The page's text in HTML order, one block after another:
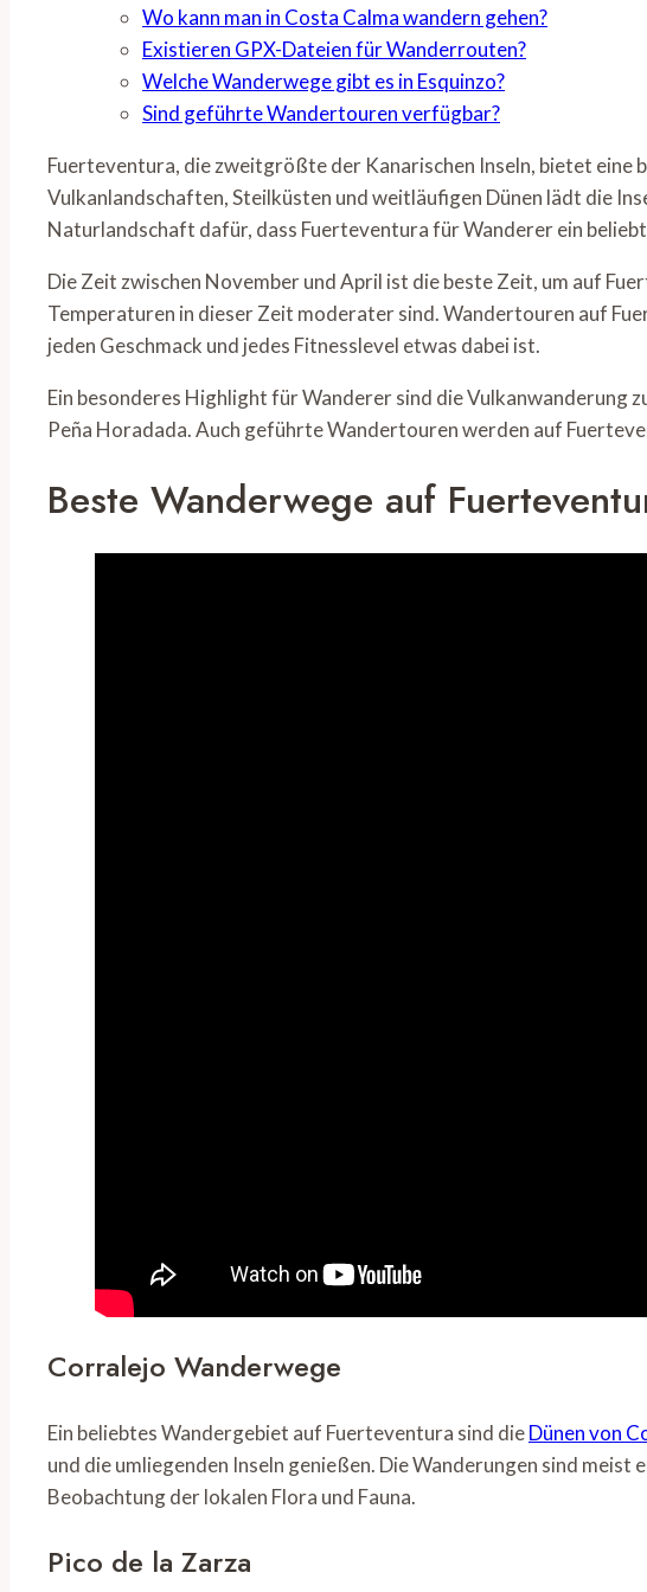
Wo kann man in Costa Calma wandern gehen?
Existieren GPX-Dateien für Wanderrouten?
Welche Wanderwege gibt es in Esquinzo?
Sind geführte Wandertouren verfügbar?
Fuerteventura, die zweitgrößte der Kanarischen Inseln, bietet eine
Vulkanlandschaften, Steilküsten und weitläufigen Dünen lädt die
Naturlandschaft dafür, dass Fuerteventura für Wanderer ein
Die Zeit zwischen November und April ist die beste Zeit, um auf
Temperaturen in dieser Zeit moderater sind. Wandertouren auf
jeden Geschmack und jedes Fitnesslevel etwas dabei ist.
Ein besonderes Highlight für Wanderer sind die Vulkanwanderung
Peña Horadada. Auch geführte Wandertouren werden auf
Beste Wanderwege auf
Corralejo Wanderwege
Ein beliebtes Wandergebiet auf Fuerteventura sind dieDünen von
und die umliegenden Inseln genießen. Die Wanderungen sind
Beobachtung der lokalen Flora und Fauna.
Pico de la Zarza